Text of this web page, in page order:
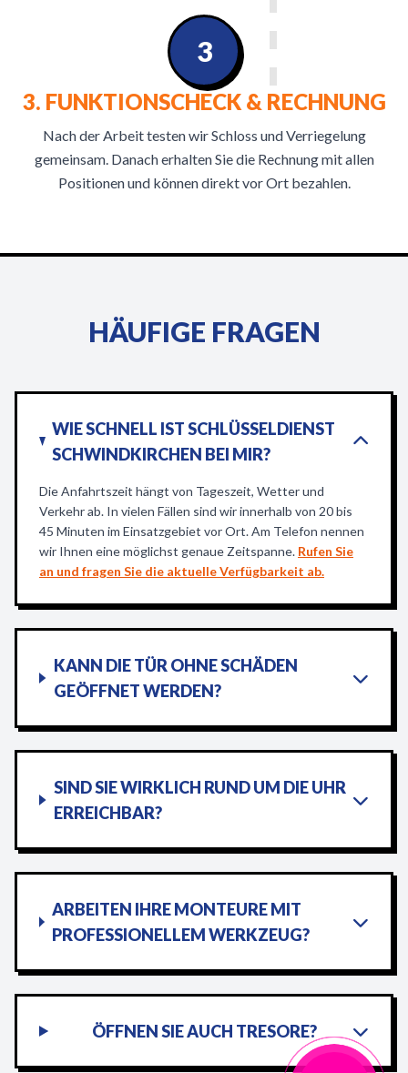
3. FUNKTIONSCHECK & RECHNUNG
Nach der Arbeit testen wir Schloss und Verriegelung
gemeinsam. Danach erhalten Sie die Rechnung mit allen
Positionen und können direkt vor Ort bezahlen.
3
HÄUFIGE FRAGEN
WIE SCHNELL IST SCHLÜSSELDIENST
SCHWINDKIRCHEN BEI MIR?
Die Anfahrtszeit hängt von Tageszeit, Wetter und
Verkehr ab. In vielen Fällen sind wir innerhalb von 20 bis
45 Minuten im Einsatzgebiet vor Ort. Am Telefon nennen
wir Ihnen eine möglichst genaue Zeitspanne. Rufen Sie
an und fragen Sie die aktuelle Verfügbarkeit ab.
KANN DIE TÜR OHNE SCHÄDEN
GEÖFFNET WERDEN?
SIND SIE WIRKLICH RUND UM DIE UHR
ERREICHBAR?
ARBEITEN IHRE MONTEURE MIT
PROFESSIONELLEM WERKZEUG?
ÖFFNEN SIE AUCH TRESORE?